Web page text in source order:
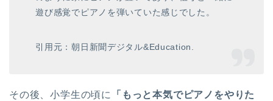
遊び感覚でピアノを弾いていた感じでした。
引用元：朝日新聞デジタル&Education
その後、小学生の頃に
「もっと本気でピアノをやりた